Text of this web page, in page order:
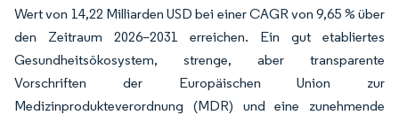
Wert von 14,22 Milliarden USD bei einer CAGR von 9,65 % über
den Zeitraum 2026–2031 erreichen. Ein gut etabliertes
Gesundheitsökosystem, strenge, aber transparente
Vorschriften der Europäischen Union zur
Medizinprodukteverordnung (MDR) und eine zunehmende